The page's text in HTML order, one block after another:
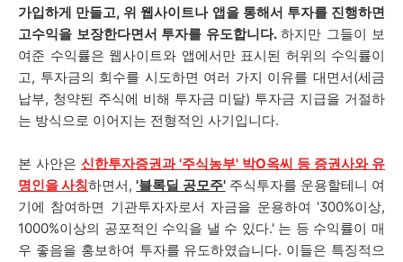
가입하게 만들고, 위 웹사이트나 앱을 통해서 투자를 진행하면
고수익을 보장한다면서 투자를 유도합니다. 하지만 그들이 보
여준 수익률은 웹사이트와 앱에서만 표시된 허위의 수익률이
고, 투자금의 회수를 시도하면 여러 가지 이유를 대면서(세금
납부, 청약된 주식에 비해 투자금 미달) 투자금 지급을 거절하
는 방식으로 이어지는 전형적인 사기입니다.
본 사안은 신한투자증권과 '주식농부' 박O옥씨 등 증권사와 유
명인을사칭하면서, '블록딜 공모주'주식투자를 운용할테니 여
기에 참여하면 기관투자자로서 자금을 운용하여 '300%이상,
1000%이상의 공포적인 수익을 낼 수 있다.' 는 등 수익률이 매
우 좋음을 홍보하여 투자를 유도하였습니다. 이들은 특징적으